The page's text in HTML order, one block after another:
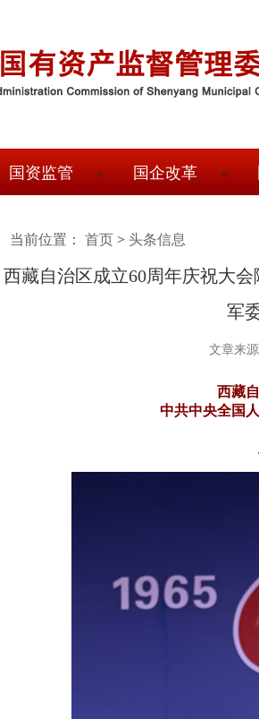
国资监管 国企改革
当前位置： 面
包
首页> 头条信息
西藏自治区成立60周年庆祝大
军
文章来
西藏
中共中央全国